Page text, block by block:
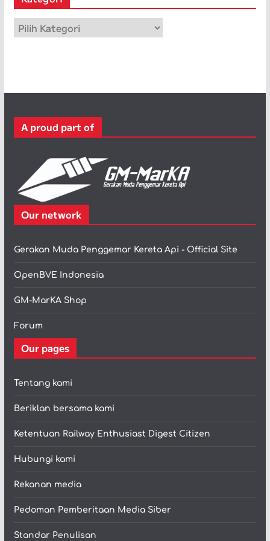
p
a
r
A proud part of
Our network
Gerakan Muda Penggemar Kereta Api - Official Site
OpenBVE Indonesia
GM-MarKA Shop
Forum
Our pages
Tentang kami
Beriklan bersama kami
Ketentuan Railway Enthusiast Digest Citizen
Hubungi kami
Rekanan media
Pedoman Pemberitaan Media Siber
Standar Penulisan